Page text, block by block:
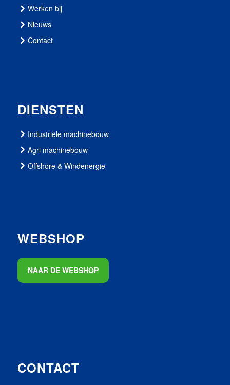
Werken bij
Nieuws
Contact
DIENSTEN
Industriële machinebouw
Agri machinebouw
Offshore & Windenergie
WEBSHOP
NAAR DE WEBSHOP
CONTACT